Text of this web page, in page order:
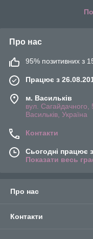
Про нас
95% позитивних з
Працює з
м. Васильків
вул. Сагайдачного,
Васильків, Україна
Контакти
Сьогодні працює
Показати весь
Про нас
Контакти